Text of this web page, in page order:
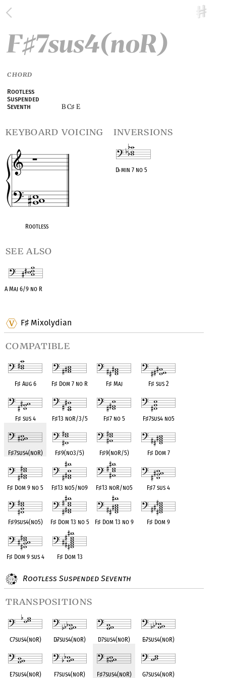
F♯ Mixolydian
compatible
F♯Aug 6 F♯ Dom 7 no R F♯Maj F♯ sus 2
F♯sus 4 F♯13 noR/3/5 F♯7 no 5 F♯7sus4 no5
F♯7sus4(noR) F♯9(no3/5) F♯9(noR/5) F♯Dom 7
F♯ Dom 9 no 5 F♯13 no5/no9 F♯13 noR/no5 F♯7 sus 4
F♯9sus4(no5) F♯Dom 13 no 5 F♯Dom 13 no 9 F♯ Dom 9
F♯Dom 9 sus 4 F♯Dom 13
Rootless Suspended Seventh
transpositions
C7sus4(noR) D♭7sus4(noR) D7sus4(noR) E♭7sus4(noR)
E7sus4(noR) F7sus4(noR) F♯7sus4(noR) G7sus4(noR)
F♯7sus4(noR)
CHORD
Rootless
Suspended
Seventh
B C♯ E
keyboard voicing
Rootless
inversions
D♭min 7 no 5
see also
A Maj 6/9 no R